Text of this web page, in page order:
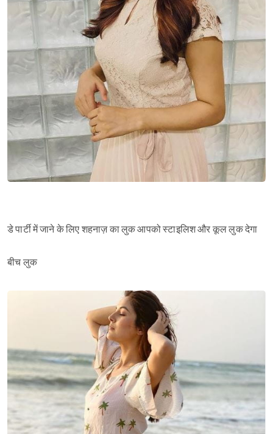
डे पार्टी में जाने के लिए शहनाज़ का लुक आपको स्टाइलिश और कूल लुक देगा
बीच लुक